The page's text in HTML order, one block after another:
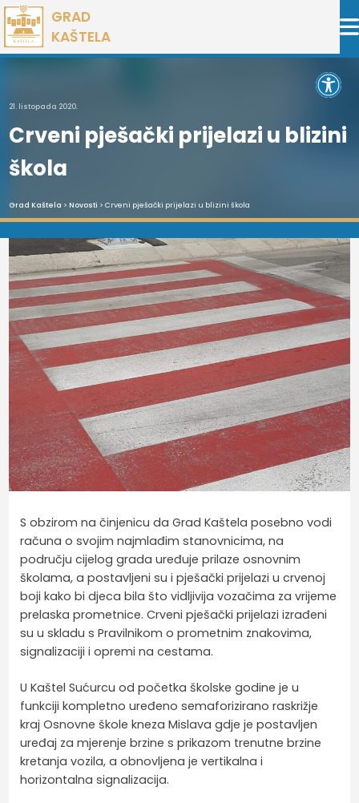
Preskoči
na
sadržaj
GRAD
KAŠTELA
21. listopada 2020.
Crveni pješački prijelazi u blizini
škola
Grad Kaštela > Novosti > Crveni pješački prijelazi u blizini škola
S obzirom na činjenicu da Grad Kaštela posebno vodi
računa o svojim najmlađim stanovnicima, na
području cijelog grada uređuje prilaze osnovnim
školama, a postavljeni su i pješački prijelazi u crvenoj
boji kako bi djeca bila što vidljivija vozačima za vrijeme
prelaska prometnice. Crveni pješački prijelazi izrađeni
su u skladu s Pravilnikom o prometnim znakovima,
signalizaciji i opremi na cestama.
U Kaštel Sućurcu od početka školske godine je u
funkciji kompletno uređeno semaforizirano raskrižje
kraj Osnovne škole kneza Mislava gdje je postavljen
uređaj za mjerenje brzine s prikazom trenutne brzine
kretanja vozila, a obnovljena je vertikalna i
horizontalna signalizacija.